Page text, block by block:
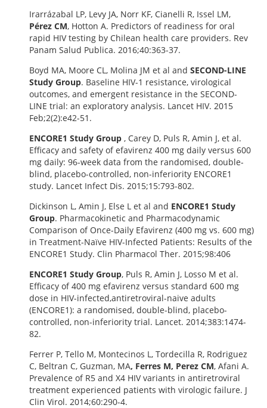
Irarrázabal LP, Levy JA, Norr KF, Cianelli R, Issel LM,
Pérez CM, Hotton A. Predictors of readiness for oral
rapid HIV testing by Chilean health care providers. Rev
Panam Salud Publica. 2016;40:363-37.
Boyd MA, Moore CL, Molina JM et al and SECOND-LINE
Study Group. Baseline HIV-1 resistance, virological
outcomes, and emergent resistance in the SECOND-
LINE trial: an exploratory analysis. Lancet HIV. 2015
Feb;2(2):e42-51.
ENCORE1 Study Group , Carey D, Puls R, Amin J, et al.
Efficacy and safety of efavirenz 400 mg daily versus 600
mg daily: 96-week data from the randomised, double-
blind, placebo-controlled, non-inferiority ENCORE1
study. Lancet Infect Dis. 2015;15:793-802.
Dickinson L, Amin J, Else L et al and ENCORE1 Study
Group. Pharmacokinetic and Pharmacodynamic
Comparison of Once-Daily Efavirenz (400 mg vs. 600 mg)
in Treatment-Naïve HIV-Infected Patients: Results of the
ENCORE1 Study. Clin Pharmacol Ther. 2015;98:406
ENCORE1 Study Group, Puls R, Amin J, Losso M et al.
Efficacy of 400 mg efavirenz versus standard 600 mg
dose in HIV-infected,antiretroviral-naive adults
(ENCORE1): a randomised, double-blind, placebo-
controlled, non-inferiority trial. Lancet. 2014;383:1474-
82.
Ferrer P, Tello M, Montecinos L, Tordecilla R, Rodriguez
C, Beltran C, Guzman, MA, Ferres M, Perez CM, Afani A.
Prevalence of R5 and X4 HIV variants in antiretroviral
treatment experienced patients with virologic failure. J
Clin Virol. 2014;60:290-4.